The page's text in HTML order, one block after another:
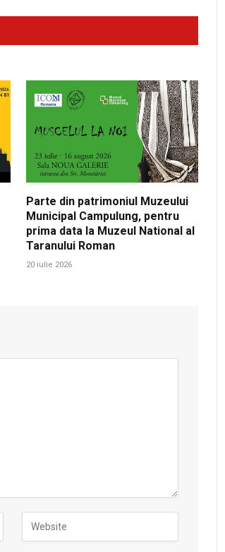
Parte din patrimoniul Muzeului
Municipal Campulung, pentru
prima data la Muzeul National al
Taranului Roman
20 iulie 2026